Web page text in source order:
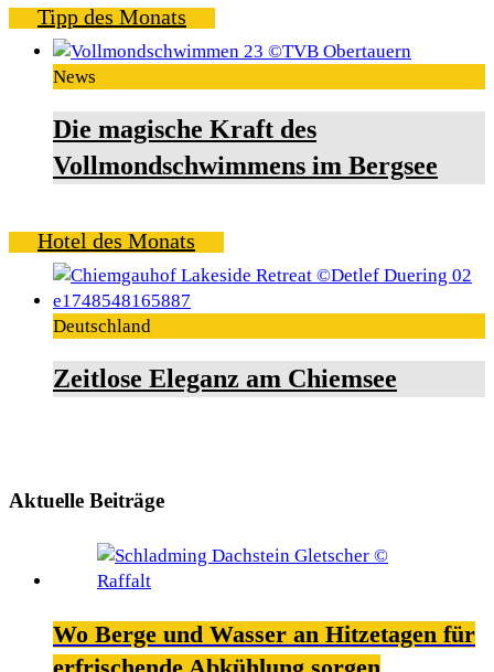
Tipp des Monats
News
Die magische Kraft des
Vollmondschwimmens im Bergsee
Hotel des Monats
Deutschland
Zeitlose Eleganz am Chiemsee
Aktuelle Beiträge
Wo Berge und Wasser an Hitzetagen für